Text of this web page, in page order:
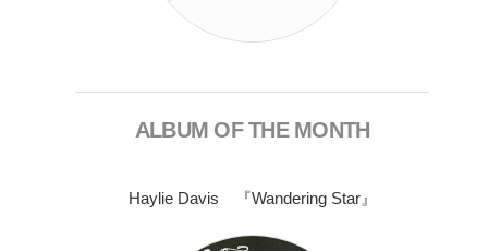
ALBUM OF THE MONTH
Haylie Davis 『Wandering Star』